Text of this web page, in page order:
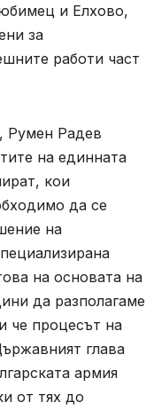
и Елхово,
за
работи част
Румен Радев
на единната
кои
да се
на
на основата на
да разполагаме
че процесът на
глава
армия
от тях до